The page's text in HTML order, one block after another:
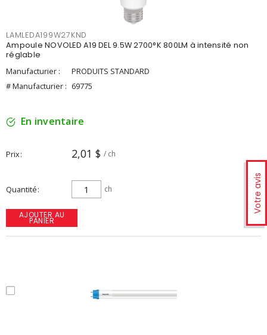
Votre avis
LAMLEDA199W27KND
Ampoule NOVOLED A19 DEL 9.5W 2700°K 800LM à intensité non
réglable
Manufacturier :
PRODUITS STANDARD
# Manufacturier : 69775
En inventaire
Prix 2,01 $ / ch
Quantité ch
AJOUTER AU
PANIER